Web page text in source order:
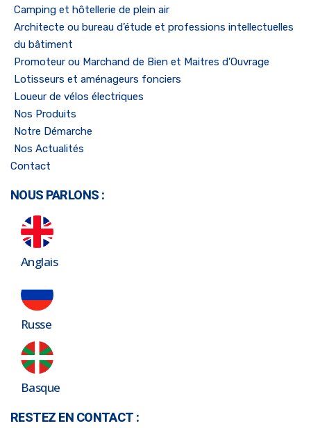
Camping et hôtellerie de plein air
Architecte ou bureau d’étude et professions intellectuelles
du bâtiment
Promoteur ou Marchand de Bien et Maitres d'Ouvrage
Lotisseurs et aménageurs fonciers
Loueur de vélos électriques
Nos Produits
Notre Démarche
Nos Actualités
Contact
NOUS PARLONS :
Anglais
Russe
Basque
RESTEZ EN CONTACT :